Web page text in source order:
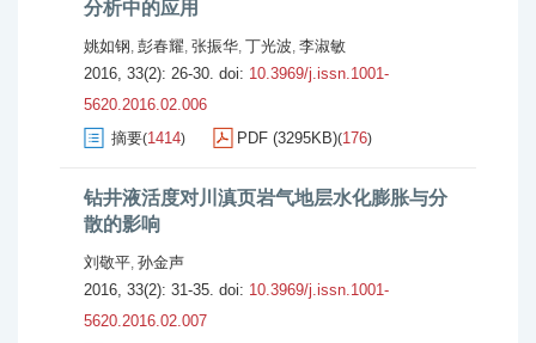
分析中的应用
姚如钢, 彭春耀, 张振华, 丁光波, 李淑敏
2016, 33(2): 26-30. doi: 10.3969/j.issn.1001-
5620.2016.02.006
摘要(1414) PDF (3295KB)(176)
钻井液活度对川滇页岩气地层水化膨胀与分
散的影响
刘敬平, 孙金声
2016, 33(2): 31-35. doi: 10.3969/j.issn.1001-
5620.2016.02.007